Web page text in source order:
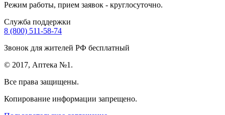
Режим работы, прием заявок - круглосуточно.
Служба поддержки
8 (800) 511-58-74
Звонок для жителей РФ бесплатный
© 2017, Аптека №1.
Все права защищены.
Копирование информации запрещено.